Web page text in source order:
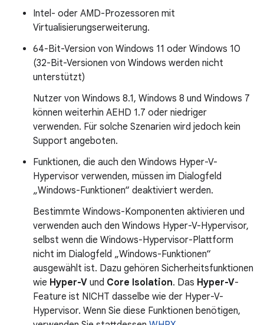
Intel- oder AMD-Prozessoren mit
Virtualisierungserweiterung.
64-Bit-Version von Windows 11 oder Windows 10
(32-Bit-Versionen von Windows werden nicht
unterstützt)
Nutzer von Windows 8.1, Windows 8 und Windows 7
können weiterhin AEHD 1.7 oder niedriger
verwenden. Für solche Szenarien wird jedoch kein
Support angeboten.
Funktionen, die auch den Windows Hyper-V-
Hypervisor verwenden, müssen im Dialogfeld
„Windows-Funktionen“ deaktiviert werden.
Bestimmte Windows-Komponenten aktivieren und
verwenden auch den Windows Hyper-V-Hypervisor,
selbst wenn die Windows-Hypervisor-Plattform
nicht im Dialogfeld „Windows-Funktionen“
ausgewählt ist. Dazu gehören Sicherheitsfunktionen
wie Hyper-V und Core Isolation. Das Hyper-V-
Feature ist NICHT dasselbe wie der Hyper-V-
Hypervisor. Wenn Sie diese Funktionen benötigen,